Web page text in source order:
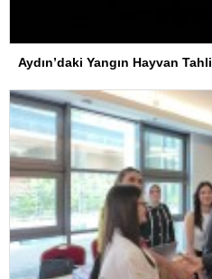
Aydın’daki Yangın Hayvan